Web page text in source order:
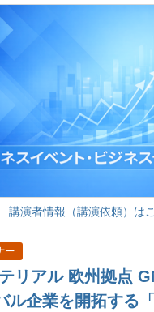
講演者情報（講演依頼）は
ー
リアル 欧州拠点
ル企業を開拓する